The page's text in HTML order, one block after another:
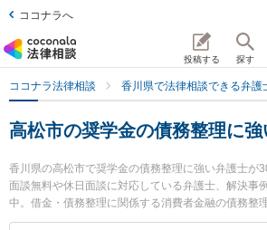
ココナラへ
投稿する 探す
ココナラ法律相談 香川県で法律相談できる弁護
高松市の奨学金の債務整理に
香川県の高松市で奨学金の債務整理に強い弁護士が
面談無料や休日面談に対応している弁護士、解決事
中。借金・債務整理に関係する消費者金融の債務整
整理、リボ払いの債務整理等の細かな分野での絞り